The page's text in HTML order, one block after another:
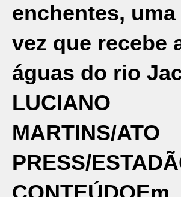
enchentes, uma
vez que recebe
águas do rio
LUCIANO
MARTINS/ATO
PRESS/